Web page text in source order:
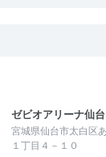
ゼビオアリーナ仙台
宮城県仙台市太白区
１丁目４－１０